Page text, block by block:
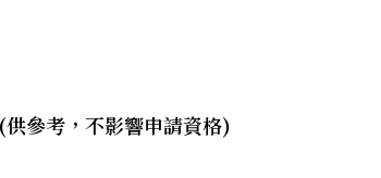
參考，不影響申請資格)